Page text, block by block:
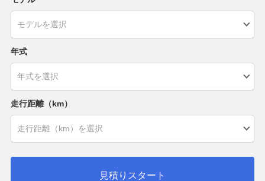
年式
走行距離（km）
見積りスタート